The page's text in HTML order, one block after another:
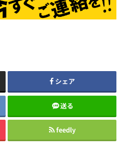
シェア
送る
feedly